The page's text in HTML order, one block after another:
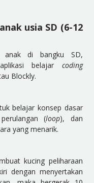
usia SD (6-12
anak di bangku SD,
belajar coding
Blockly.
belajar konsep dasar
(loop), dan
yang menarik.
kucing peliharaan
dengan menyertakan